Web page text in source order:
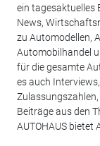
ein tagesaktuelles
News,
zu Automodellen,
Automobilhandel
für die gesamte
es auch
Beiträge aus den
AUTOHAUS